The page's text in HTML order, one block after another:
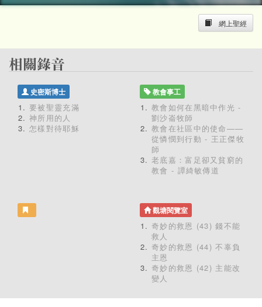
網上聖經
史密斯博士
要被聖靈充滿
神所用的人
怎樣對待耶穌
教會事工
教會如何在黑暗中作光 -
劉沙崙牧師
教會在社區中的使命——
從憐憫到行動 - 王正傑牧
師
老底嘉：富足卻又貧窮的
教會 - 譚綺敏傳道
觀塘閱覽室
奇妙的救恩 (43) 錢不能
救人
奇妙的救恩 (44) 不辜負
主恩
奇妙的救恩 (42) 主能改
變人